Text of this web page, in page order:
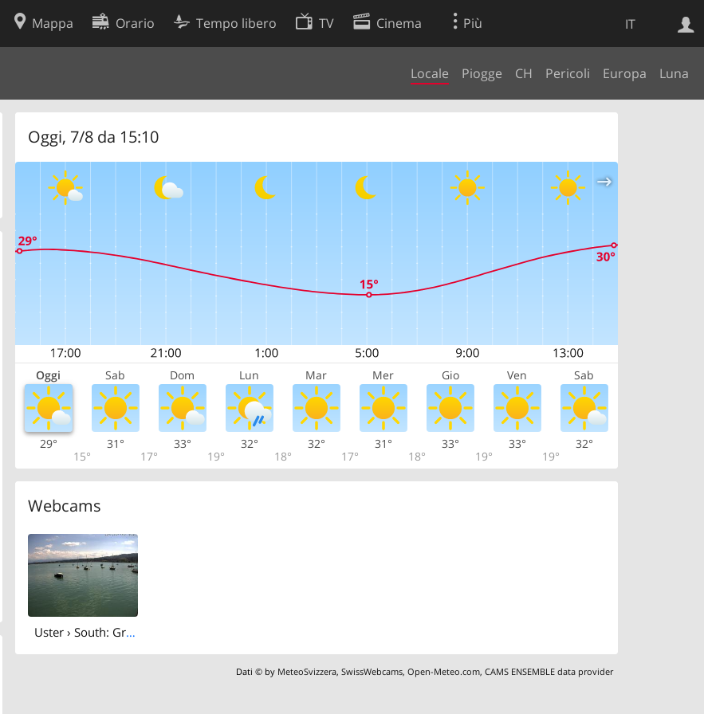
IT
Mappa Orario Tempo libero TV Cinema Più
Locale Piogge CH Pericoli Europa Luna
Oggi, 7/8 da 15:10
Oggi Sab Dom Lun Mar Mer Gio Ven Sab
29°
15°
31°
17°
33°
19°
32°
18°
32°
17°
31°
18°
33°
19°
33°
19°
32°
Webcams
Uster › South: Greifensee
Dati © by MeteoSvizzera,SwissWebcams,Open-Meteo.com,CAMS ENSEMBLE data provider
Ricerca Web
Preferenze cookie